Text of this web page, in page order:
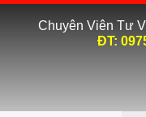
Chuyên Viên Tư
ĐT: